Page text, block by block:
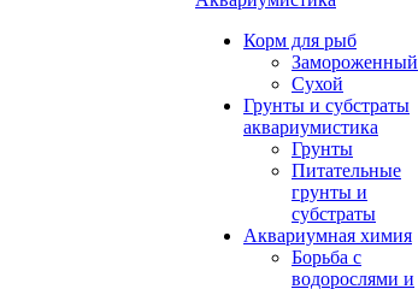
Корм для рыб
Замороженный
Сухой
Грунты и субстраты
аквариумистика
Грунты
Питательные
грунты и
субстраты
Аквариумная химия
Борьба с
водорослями и